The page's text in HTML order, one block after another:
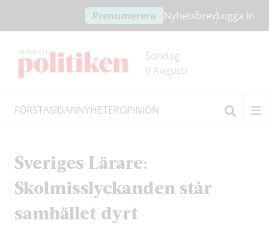
innehållet
headern
Prenumerera NyhetsbrevLogga In
Söndag
9 Augusti
FÖRSTASIDANNYHETEROPINION
Sveriges Lärare:
Skolmisslyckanden står
samhället dyrt